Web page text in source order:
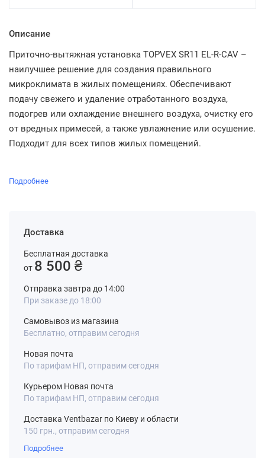
Описание
Приточно-вытяжная установка TOPVEX SR11 EL-R-CAV –
наилучшее решение для создания правильного
микроклимата в жилых помещениях. Обеспечивают
подачу свежего и удаление отработанного воздуха,
подогрев или охлаждение внешнего воздуха, очистку его
от вредных примесей, а также увлажнение или осушение.
Подходит для всех типов жилых помещений.
Подробнее
Доставка
Бесплатная доставка
от 8 500 ₴
Отправка завтра до 14:00
При заказе до 18:00
Самовывоз из магазина
Бесплатно, отправим сегодня
Новая почта
По тарифам НП, отправим сегодня
Курьером Новая почта
По тарифам НП, отправим сегодня
Доставка Ventbazar по Киеву и области
150 грн., отправим сегодня
Подробнее